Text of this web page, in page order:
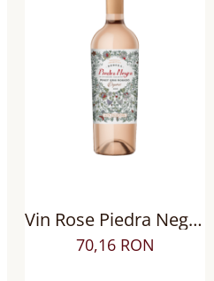
Vin Rose Piedra Negra
Alta Colección, Sec
70,16 RON